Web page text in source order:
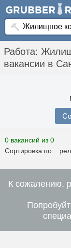
Работа:
вакансии в
0 вакансий из 0
Сортировка по:
К сожалению,